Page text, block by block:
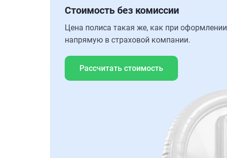
Стоимость без комиссии
Цена полиса такая же, как при оформлении
напрямую в страховой компании.
Рассчитать стоимость